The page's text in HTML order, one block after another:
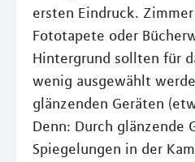
ersten Eindruck.
Fototapete oder
Hintergrund sollten für
wenig ausgewählt
glänzenden Geräten
Denn: Durch glänzende
Spiegelungen in der